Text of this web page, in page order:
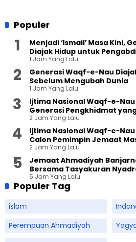
Populer
Menjadi ‘Ismail’ Masa Kini,
Diajak Hidup untuk
1 Jam Yang Lalu
Generasi Waqf-e-Nau
Sebelum Mengubah Dunia
1 Jam Yang Lalu
Ijtima Nasional Waqf-e-
Generasi Pengkhidmat
2 Jam Yang Lalu
Ijtima Nasional Waqf-e-
Calon Pemimpin Jemaat
2 Jam Yang Lalu
Jemaat Ahmadiyah
Bersama Tasyakuran
5 Jam Yang Lalu
Populer Tag
islam
Perempuan Ahmadiyah